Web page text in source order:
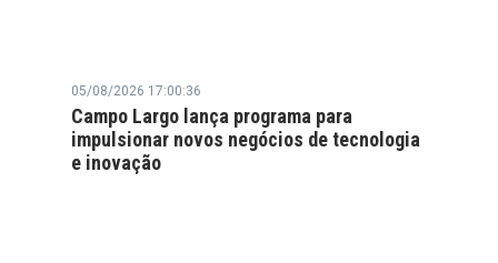
05/08/2026 17:00:36
Campo Largo lança programa para
impulsionar novos negócios de tecnologia
e inovação